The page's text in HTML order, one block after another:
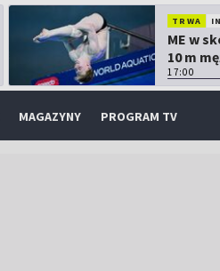
TRWA
ME w
10 m
17:00
MAGAZYNY PROGRAM TV